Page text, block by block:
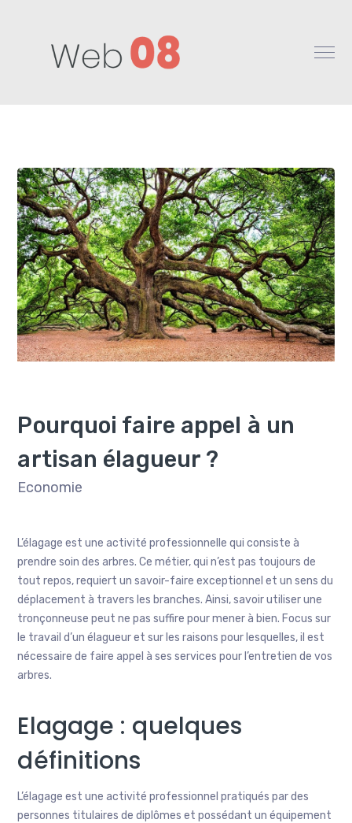
Pourquoi faire appel à un
artisan élagueur ?
Economie
L’élagage est une activité professionnelle qui consiste à
prendre soin des arbres. Ce métier, qui n’est pas toujours de
tout repos, requiert un savoir-faire exceptionnel et un sens du
déplacement à travers les branches. Ainsi, savoir utiliser une
tronçonneuse peut ne pas suffire pour mener à bien. Focus sur
le travail d’un élagueur et sur les raisons pour lesquelles, il est
nécessaire de faire appel à ses services pour l’entretien de vos
arbres.
Elagage : quelques
définitions
L’élagage est une activité professionnel pratiqués par des
personnes titulaires de diplômes et possédant un équipement